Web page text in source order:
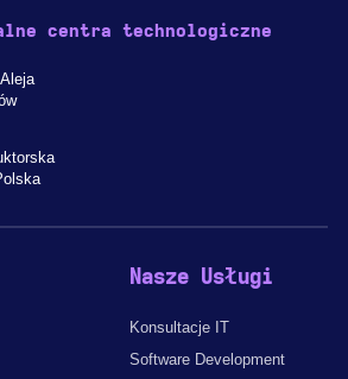
centra technologiczne
Nasze Usługi
Konsultacje IT
Software Development